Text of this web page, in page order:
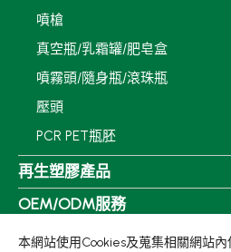
噴槍
真空瓶/乳霜罐/肥皂盒
噴霧頭/隨身瓶/滾珠瓶
壓頭
PCR PET瓶胚
再生塑膠產品
OEM/ODM服務
應用領域
本網站使用Cookies及蒐集相關網站